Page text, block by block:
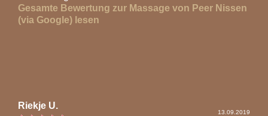
Gesamte Bewertung zur Massage von Peer Nissen
(via Google) lesen
Riekje U.
13.09.2019